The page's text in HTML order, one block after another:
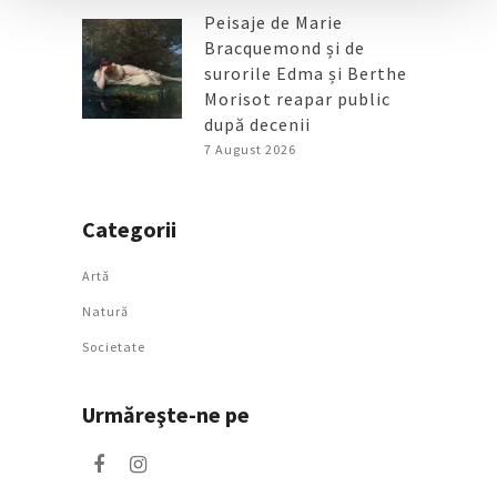
Peisaje de Marie
Bracquemond și de
surorile Edma și Berthe
Morisot reapar public
după decenii
7 August 2026
Categorii
Artǎ
Natură
Societate
Urmăreşte-ne pe